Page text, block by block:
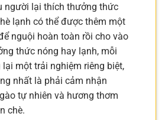
người lại thích thưởng thức
lạnh có thể được thêm một
nguội hoàn toàn rồi cho vào
thức nóng hay lạnh, mỗi
một trải nghiệm riêng biệt,
nhất là phải cảm nhận
tự nhiên và hương thơm
chè.